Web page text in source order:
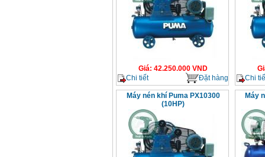
Giá: 42.250.000 VND
Chi tiết
Đặt hàng
Chi
Máy nén khí Puma PX10300
(10HP)
Máy